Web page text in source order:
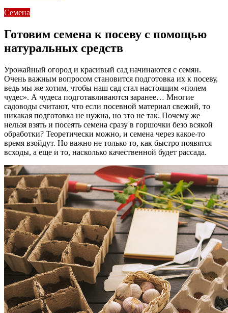
Семена
Готовим семена к посеву с помощью
натуральных средств
Урожайный огород и красивый сад начинаются с семян.
Очень важным вопросом становится подготовка их к посеву,
ведь мы же хотим, чтобы наш сад стал настоящим «полем
чудес». А чудеса подготавливаются заранее… Многие
садоводы считают, что если посевной материал свежий, то
никакая подготовка не нужна, но это не так. Почему же
нельзя взять и посеять семена сразу в горшочки безо всякой
обработки? Теоретически можно, и семена через какое-то
время взойдут. Но важно не только то, как быстро появятся
всходы, а еще и то, насколько качественной будет рассада.